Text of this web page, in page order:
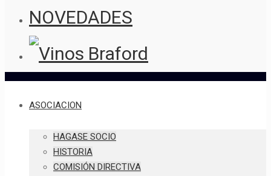
NOVEDADES
ASOCIACION
HAGASE SOCIO
HISTORIA
COMISIÓN DIRECTIVA